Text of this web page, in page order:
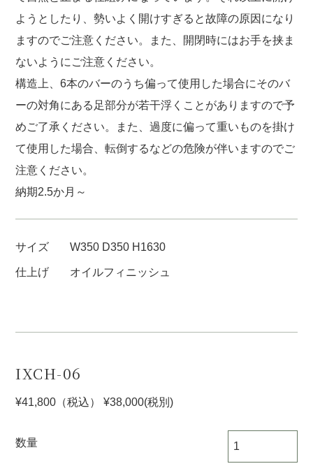
ようとしたり、勢いよく開けすぎると故障の原因になり
ますのでご注意ください。また、開閉時にはお手を挟ま
ないようにご注意ください。
構造上、6本のバーのうち偏って使用した場合にそのバ
ーの対角にある足部分が若干浮くことがありますので予
めご了承ください。また、過度に偏って重いものを掛け
て使用した場合、転倒するなどの危険が伴いますのでご
注意ください。
納期2.5か月～
サイズ W350 D350 H1630
仕上げ オイルフィニッシュ
IXCH-06
¥41,800 （税込） ¥38,000(税別)
数量